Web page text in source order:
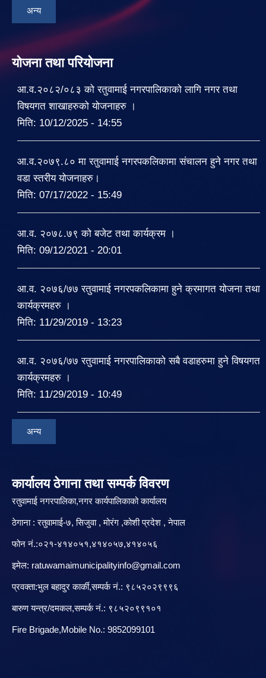
अन्य
योजना तथा परियोजना
आ.व.२०८२/०८३ को रतुवामाई नगरपालिकाको लागि नगर तथा
विषयगत शाखाहरुको योजनाहरु ।
मिति: 10/12/2025 - 14:55
आ.व.२०७९.८० मा रतुवामाई नगरपकलिकामा संचालन हुने नगर तथा
वडा स्तरीय योजनाहरु।
मिति: 07/17/2022 - 15:49
आ.व. २०७८.७९ को बजेट तथा कार्यक्रम ।
मिति: 09/12/2021 - 20:01
आ.व. २०७६/७७ रतुवामाई नगरपकलिकामा हुने क्रमागत योजना तथा
कार्यक्रमहरु ।
मिति: 11/29/2019 - 13:23
आ.व. २०७६/७७ रतुवामाई नगरपालिकाको सबै वडाहरुमा हुने विषयगत
कार्यक्रमहरु ।
मिति: 11/29/2019 - 10:49
अन्य
कार्यालय ठेगाना तथा सम्पर्क विवरण
रतुवामाई नगरपालिका,नगर कार्यपालिकाको कार्यालय
ठेगाना : रतुवामाई-७, सिजुवा , मोरंग ,कोशी प्रदेश , नेपाल
फोन नं.:०२१-४१४०५१,४१४०५७,४१४०५६
इमेल: ratuwamaimunicipalityinfo@gmail.com
प्रवक्ता:भुल बहादुर कार्की,सम्पर्क नं.: ९८५२०२९९९६
बारु‌ण यन्त्र/दमकल,सम्पर्क नं.: ९८५२०९९१०१
Fire Brigade,Mobile No.: 9852099101